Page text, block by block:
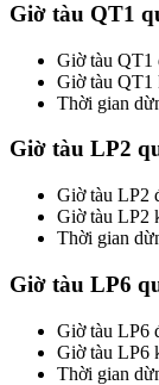
Giờ tàu QT1
Giờ tàu QT1
Giờ tàu QT1
Thời gian
Giờ tàu LP2
Giờ tàu LP2
Giờ tàu LP2
Thời gian
Giờ tàu LP6
Giờ tàu LP6
Giờ tàu LP6
Thời gian